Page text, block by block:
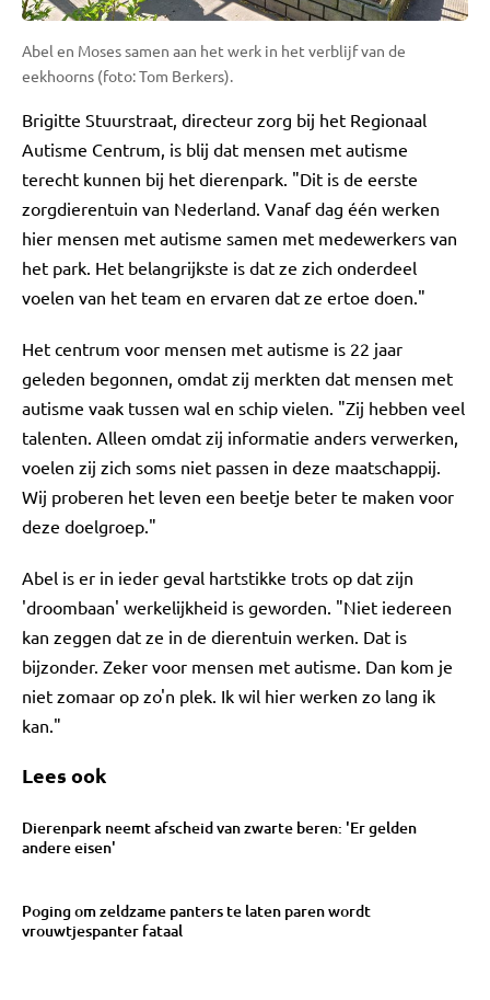
Abel en Moses samen aan het werk in het verblijf van de
eekhoorns (foto: Tom Berkers).
Brigitte Stuurstraat, directeur zorg bij het Regionaal
Autisme Centrum, is blij dat mensen met autisme
terecht kunnen bij het dierenpark. "Dit is de eerste
zorgdierentuin van Nederland. Vanaf dag één werken
hier mensen met autisme samen met medewerkers van
het park. Het belangrijkste is dat ze zich onderdeel
voelen van het team en ervaren dat ze ertoe doen."
Het centrum voor mensen met autisme is 22 jaar
geleden begonnen, omdat zij merkten dat mensen met
autisme vaak tussen wal en schip vielen. "Zij hebben veel
talenten. Alleen omdat zij informatie anders verwerken,
voelen zij zich soms niet passen in deze maatschappij.
Wij proberen het leven een beetje beter te maken voor
deze doelgroep."
Abel is er in ieder geval hartstikke trots op dat zijn
'droombaan' werkelijkheid is geworden. "Niet iedereen
kan zeggen dat ze in de dierentuin werken. Dat is
bijzonder. Zeker voor mensen met autisme. Dan kom je
niet zomaar op zo'n plek. Ik wil hier werken zo lang ik
kan."
Lees ook
Dierenpark neemt afscheid van zwarte beren: 'Er gelden
andere eisen'
Poging om zeldzame panters te laten paren wordt
vrouwtjespanter fataal